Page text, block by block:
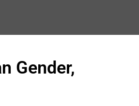
Gender,